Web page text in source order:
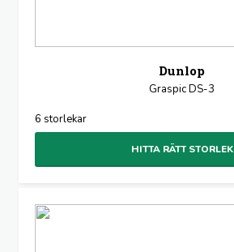
Dunlop
Graspic DS-3
6 storlekar
HITTA RÄTT STORLEK